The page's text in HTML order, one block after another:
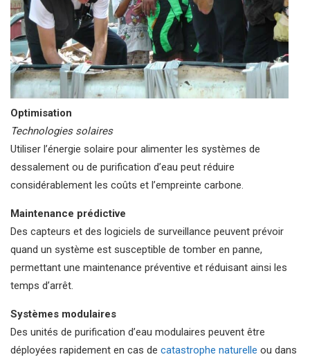
Optimisation
Technologies solaires
Utiliser l’énergie solaire pour alimenter les systèmes de
dessalement ou de purification d’eau peut réduire
considérablement les coûts et l’empreinte carbone.
Maintenance prédictive
Des capteurs et des logiciels de surveillance peuvent prévoir
quand un système est susceptible de tomber en panne,
permettant une maintenance préventive et réduisant ainsi les
temps d’arrêt.
Systèmes modulaires
Des unités de purification d’eau modulaires peuvent être
déployées rapidement en cas de catastrophe naturelle ou dans